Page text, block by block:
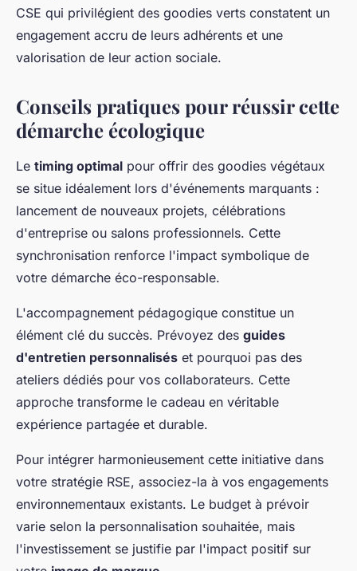
CSE qui privilégient des goodies verts constatent un
engagement accru de leurs adhérents et une
valorisation de leur action sociale.
Conseils pratiques pour réussir cette
démarche écologique
Le timing optimal pour offrir des goodies végétaux
se situe idéalement lors d'événements marquants :
lancement de nouveaux projets, célébrations
d'entreprise ou salons professionnels. Cette
synchronisation renforce l'impact symbolique de
votre démarche éco-responsable.
L'accompagnement pédagogique constitue un
élément clé du succès. Prévoyez des guides
d'entretien personnalisés et pourquoi pas des
ateliers dédiés pour vos collaborateurs. Cette
approche transforme le cadeau en véritable
expérience partagée et durable.
Pour intégrer harmonieusement cette initiative dans
votre stratégie RSE, associez-la à vos engagements
environnementaux existants. Le budget à prévoir
varie selon la personnalisation souhaitée, mais
l'investissement se justifie par l'impact positif sur